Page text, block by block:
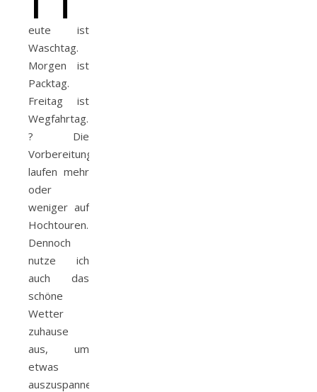
eute ist
Waschtag.
Morgen ist
Packtag.
Freitag ist
Wegfahrtag.
? Die
Vorbereitungen
laufen mehr
oder
weniger auf
Hochtouren.
Dennoch
nutze ich
auch das
schöne
Wetter
zuhause
aus, um
etwas
auszuspannen.